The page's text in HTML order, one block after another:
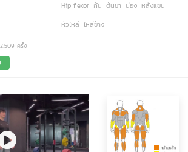
Hip flexor ก้น ต้นขา น่อง หลังแขน
หัวไหล่ ไหล่ข้าง
ครั้ง